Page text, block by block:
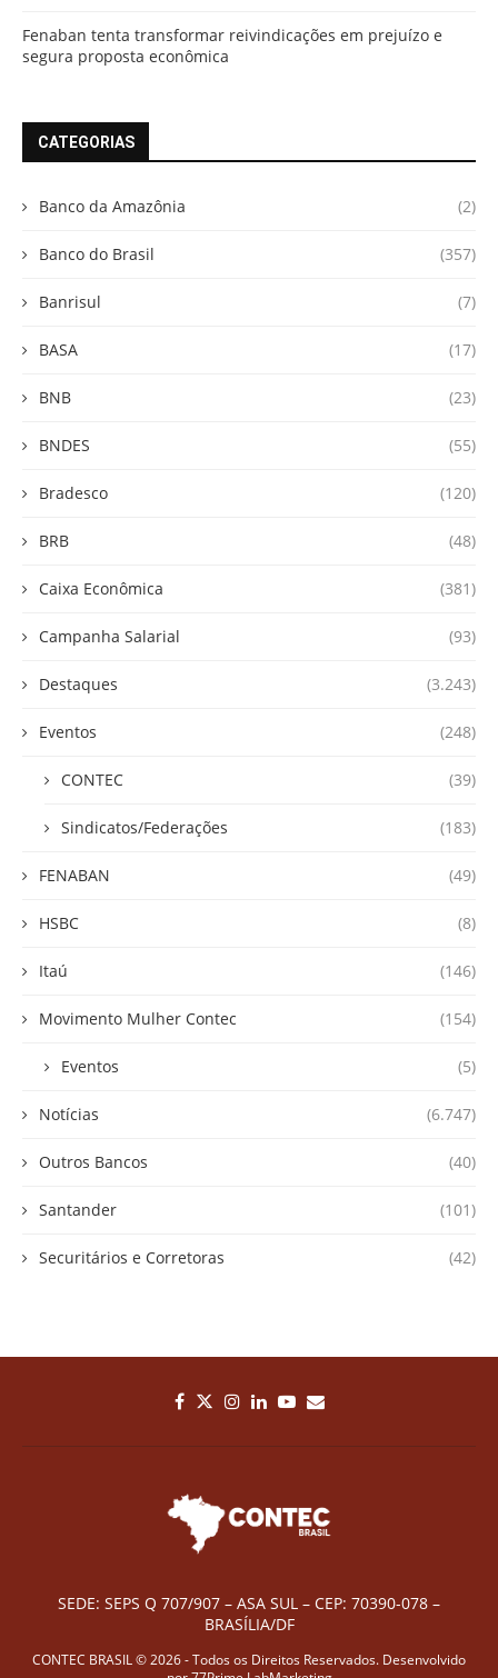
Fenaban tenta transformar reivindicações em prejuízo e
segura proposta econômica
CATEGORIAS
Banco da Amazônia (2)
Banco do Brasil (357)
Banrisul (7)
BASA (17)
BNB (23)
BNDES (55)
Bradesco (120)
BRB (48)
Caixa Econômica (381)
Campanha Salarial (93)
Destaques (3.243)
Eventos (248)
CONTEC (39)
Sindicatos/Federações (183)
FENABAN (49)
HSBC (8)
Itaú (146)
Movimento Mulher Contec (154)
Eventos (5)
Notícias (6.747)
Outros Bancos (40)
Santander (101)
Securitários e Corretoras (42)
SEDE: SEPS Q 707/907 – ASA SUL – CEP: 70390-078 –
BRASÍLIA/DF
CONTEC BRASIL © 2026 - Todos os Direitos Reservados. Desenvolvido